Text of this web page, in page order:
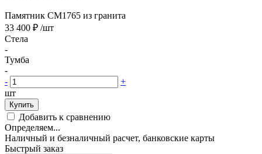
Памятник CM1765 из гранита
33 400 ₽ /шт
Стела
-
Тумба
-
-
+
шт
Купить
Добавить к сравнению
Определяем...
Наличный и безналичный расчет, банковские карты
Быстрый заказ